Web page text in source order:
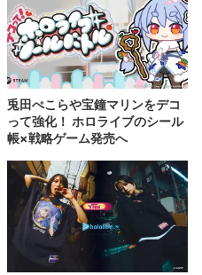
兎田ぺこらや宝鐘マリンをデコ
って強化！ ホロライブのシール
帳×戦略ゲーム発売へ